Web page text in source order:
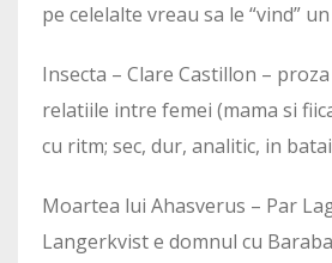
pe celelalte vreau sa le “vind” un
Insecta – Clare Castillon –
relatiile intre femei (mama si
cu ritm; sec, dur, analitic, in
Moartea lui Ahasverus – Par
Langerkvist e domnul cu